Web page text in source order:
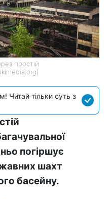
простій
Читай тільки суть з
погіршує
шахт
басейну.